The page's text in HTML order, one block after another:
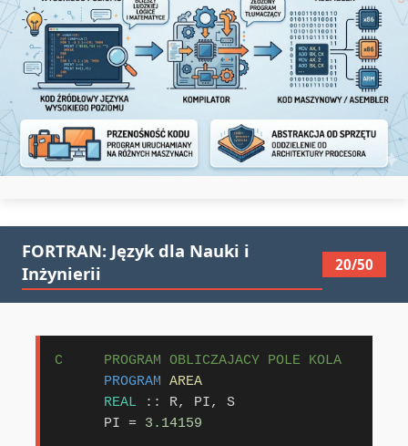
FORTRAN: Język dla Nauki i
Inżynierii
20/50
C     PROGRAM OBLICZAJACY POLE KOLA
PROGRAM
AREA
REAL
::
R, PI, S
      PI
= 3.14159